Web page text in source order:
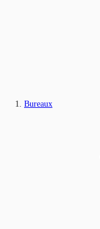
Bureaux